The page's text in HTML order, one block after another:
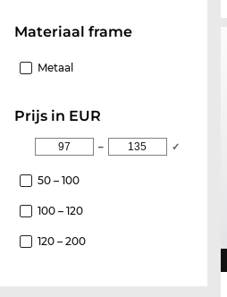
Materiaal frame
Metaal
Prijs in EUR
– ✓
50 – 100
100 – 120
120 – 200